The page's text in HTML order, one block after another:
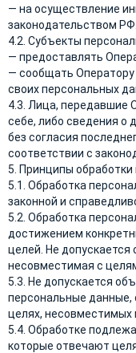
— на осуществление
законодательством РФ.
4.2. Субъекты
— предоставлять
— сообщать Оператору
своих персональных
4.3. Лица, передавшие
себе, либо сведения о
без согласия
соответствии с
5. Принципы
5.1. Обработка
законной и
5.2. Обработка
достижением
целей. Не допускается
несовместимая с
5.3. Не допускается
персональные данные,
целях, несовместимых
5.4. Обработке
которые отвечают